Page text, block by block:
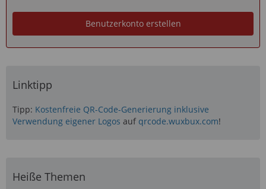
Benutzerkonto erstellen
Linktipp
Tipp: Kostenfreie QR-Code-Generierung inklusive
Verwendung eigener Logos auf qrcode.wuxbux.com!
Heiße Themen